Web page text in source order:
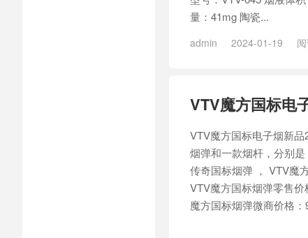
量：41mg 陶瓷...
admin 2024-01-19
VTV魔方国标电
VTV魔方国标电子烟新
烟弹和一款烟杆，分别
传奇国标烟弹 ， VTV魔
VTV魔方国标烟弹零售
魔方国标烟弹微商价格：